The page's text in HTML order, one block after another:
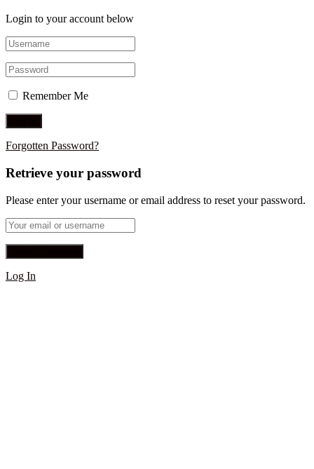
Login to your account below
Remember Me
Forgotten Password?
Retrieve your password
Please enter your username or email address to reset your password.
Log In